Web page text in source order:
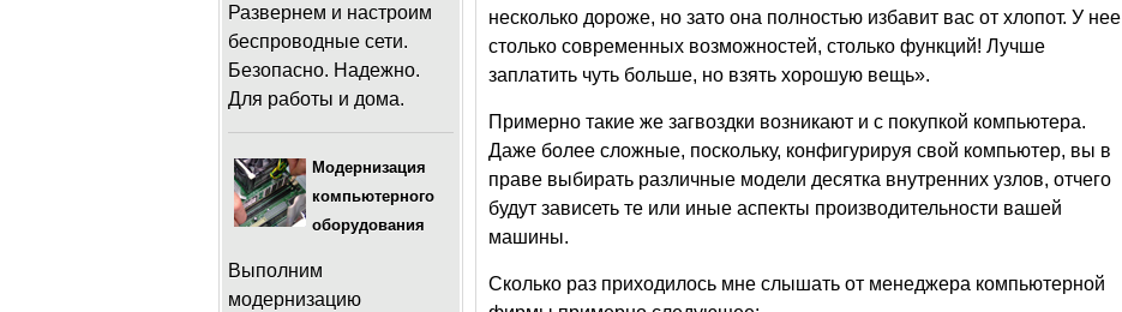
несколько дороже, но зато она полностью избавит вас от хлопот. У нее
столько современных возможностей, столько функций! Лучше
заплатить чуть больше, но взять хорошую вещь».
Примерно такие же загвоздки возникают и с покупкой компьютера.
Даже более сложные, поскольку, конфигурируя свой компьютер, вы в
праве выбирать различные модели десятка внутренних узлов, отчего
будут зависеть те или иные аспекты производительности вашей
машины.
Сколько раз приходилось мне слышать от менеджера компьютерной
Развернем и настроим
беспроводные сети.
Безопасно. Надежно.
Для работы и дома.
Модернизация
компьютерного
оборудования
Выполним
модернизацию